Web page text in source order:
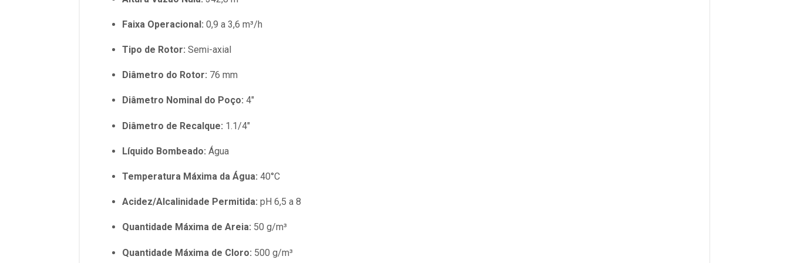
Faixa Operacional: 0,9 a 3,6 m³/h
Tipo de Rotor: Semi-axial
Diâmetro do Rotor: 76 mm
Diâmetro Nominal do Poço: 4"
Diâmetro de Recalque: 1.1/4"
Líquido Bombeado: Água
Temperatura Máxima da Água: 40°C
Acidez/Alcalinidade Permitida: pH 6,5 a 8
Quantidade Máxima de Areia: 50 g/m³
Quantidade Máxima de Cloro: 500 g/m³